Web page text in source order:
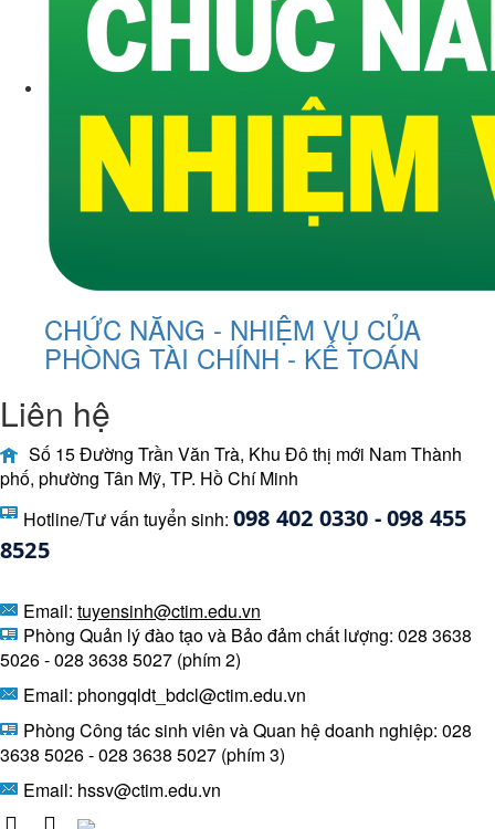
CHỨC NĂNG - NHIỆM VỤ CỦA
PHÒNG TÀI CHÍNH - KẾ TOÁN
Liên hệ
Số 15 Đường Trần Văn Trà, Khu Đô thị mới Nam Thành
phố, phường Tân Mỹ, TP. Hồ Chí Minh
Hotline/Tư vấn tuyển sinh: 098 402 0330 - 098 455
8525
Email: tuyensinh@ctim.edu.vn
Phòng Quản lý đào tạo và Bảo đảm chất lượng: 028 3638
5026 - 028 3638 5027 (phím 2)
Email: phongqldt_bdcl@ctim.edu.vn
Phòng Công tác sinh viên và Quan hệ doanh nghiệp: 028
3638 5026 - 028 3638 5027 (phím 3)
Email: hssv@ctim.edu.vn